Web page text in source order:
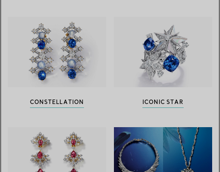
CONSTELLATION ICONIC STAR